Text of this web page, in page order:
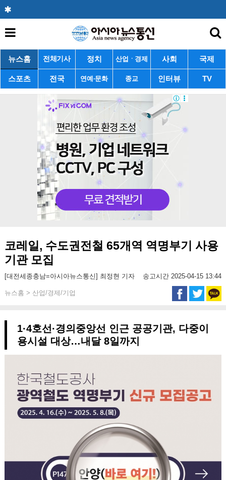
뉴스홈 전체기사 정치 산업ㆍ경제 사회 국제
스포츠 전국 연예·문화 종교 인터뷰 TV
코레일, 수도권전철 65개역 역명부기 사용
기관 모집
[대전세종충남=아시아뉴스통신] 최정현 기자 송고시간 2025-04-15 13:44
뉴스홈 > 산업/경제/기업
1·4호선·경의중앙선 인근 공공기관, 다중이
용시설 대상…내달 8일까지